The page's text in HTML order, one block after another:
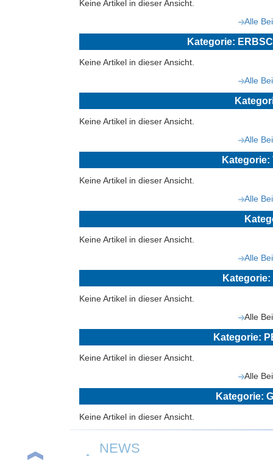
Keine Artikel in dieser Ansicht.
Alle
Kategorie:
Keine Artikel in dieser Ansicht.
Alle
Keine Artikel in dieser Ansicht.
Alle
Kategorie:
Keine Artikel in dieser Ansicht.
Alle
Keine Artikel in dieser Ansicht.
Alle
Kategorie:
Keine Artikel in dieser Ansicht.
Alle
Kategorie:
Keine Artikel in dieser Ansicht.
Alle
Kategorie:
Keine Artikel in dieser Ansicht.
NEWS